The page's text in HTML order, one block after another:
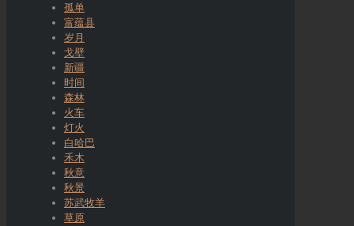
孤单
富蕴县
岁月
戈壁
新疆
时间
森林
火车
灯火
白哈巴
禾木
秋意
秋景
苏武牧羊
草原